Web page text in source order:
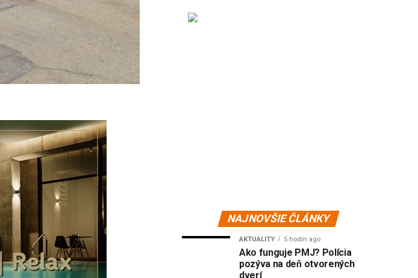
NAJNOVŠIE ČLÁNKY
AKTUALITY 5 hodín ago
Ako funguje PMJ? Polícia
pozýva na deň otvorených
dverí